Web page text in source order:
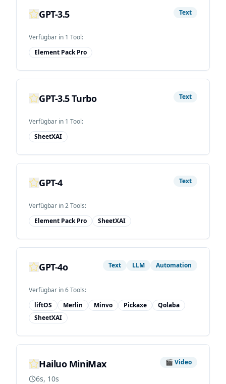
GPT-3.5 Text
Verfügbar in 1 Tool:
Element Pack Pro
GPT-3.5 Turbo Text
Verfügbar in 1 Tool:
SheetXAI
GPT-4 Text
Verfügbar in2Tools:
Element Pack Pro
SheetXAI
GPT-4o Text LLM Automation
Verfügbar in6Tools:
liftOS
Merlin Minvo Pickaxe
Qolaba
SheetXAI
Hailuo MiniMax 🎬 Video
6s, 10s